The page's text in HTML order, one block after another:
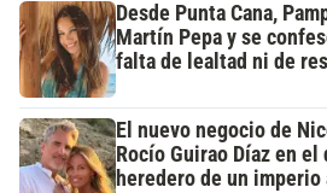
Desde Punta Cana,
Martín Pepa y se
falta de lealtad ni de
El nuevo negocio de
Rocío Guirao Díaz en
heredero de un